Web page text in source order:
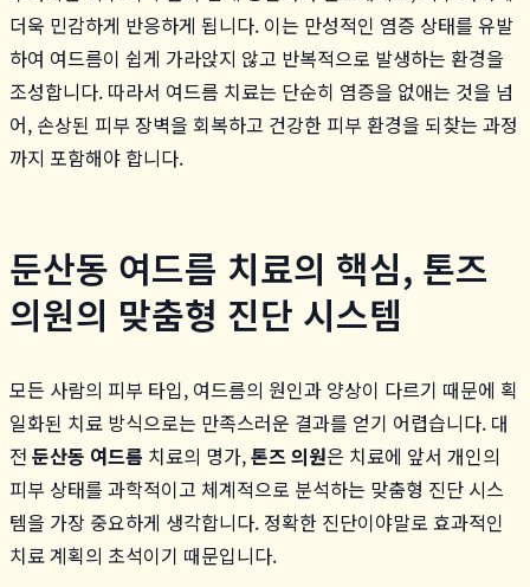
더욱 민감하게 반응하게 됩니다. 이는 만성적인 염증 상태를 유발
하여 여드름이 쉽게 가라앉지 않고 반복적으로 발생하는 환경을
조성합니다. 따라서 여드름 치료는 단순히 염증을 없애는 것을 넘
어, 손상된 피부 장벽을 회복하고 건강한 피부 환경을 되찾는 과정
까지 포함해야 합니다.
둔산동 여드름 치료의 핵심, 톤즈
의원의 맞춤형 진단 시스템
모든 사람의 피부 타입, 여드름의 원인과 양상이 다르기 때문에 획
일화된 치료 방식으로는 만족스러운 결과를 얻기 어렵습니다. 대
전 둔산동 여드름 치료의 명가,톤즈 의원은 치료에 앞서 개인의
피부 상태를 과학적이고 체계적으로 분석하는 맞춤형 진단 시스
템을 가장 중요하게 생각합니다. 정확한 진단이야말로 효과적인
치료 계획의 초석이기 때문입니다.